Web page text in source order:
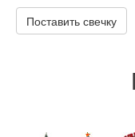
Поставить свечку